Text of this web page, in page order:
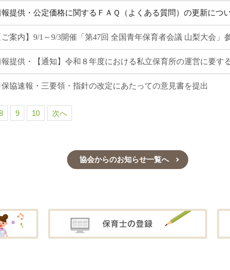
報提供・公定価格に関するＦＡＱ（よくある質問）の更新につ
ご案内】9/1～9/3開催「第47回 全国青年保育者会議 山梨大会
報提供・【通知】令和８年度における私立保育所の運営に要す
保協速報・三要領・指針の改定にあたっての意見書を提出
9 10 次へ
協会からのお知らせ一覧へ